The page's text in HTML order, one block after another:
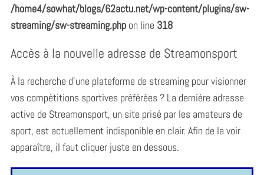
/home4/sowhat/blogs/62actu.net/wp-content/plugins/sw-
streaming/sw-streaming.phpon line 318
Accès à la nouvelle adresse de Streamonsport
À la recherche d’une plateforme de streaming pour visionner
vos compétitions sportives préférées ? La dernière adresse
active de Streamonsport, un site prisé par les amateurs de
sport, est actuellement indisponible en clair. Afin de la voir
apparaître, il faut cliquer juste en dessous.